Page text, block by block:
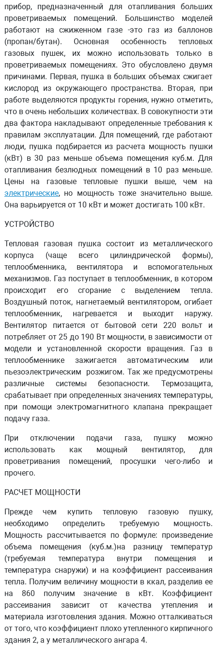
прибор, предназначенный для отапливания больших
проветриваемых помещений. Большинство моделей
работают на сжиженном газе -это газ из баллонов
(пропан/бутан). Основная особенность тепловых
газовых пушек, их можно использовать только в
проветриваемых помещениях. Это обусловлено двумя
причинами. Первая, пушка в больших объемах сжигает
кислород из окружающего пространства. Вторая, при
работе выделяются продукты горения, нужно отметить,
что в очень небольших количествах. В совокупности эти
два фактора накладывают определенные требования к
правилам эксплуатации. Для помещений, где работают
люди, пушка подбирается из расчета мощность пушки
(кВт) в 30 раз меньше объема помещения куб.м. Для
отапливания безлюдных помещений в 10 раз меньше.
Цены на газовые тепловые пушки выше, чем на
электрические, но мощность тоже значительно выше.
Она варьируется от 10 кВт и может достигать 100 кВт.
УСТРОЙСТВО
Тепловая газовая пушка состоит из металлического
корпуса (чаще всего цилиндрической формы),
теплообменника, вентилятора и вспомогательных
механизмов. Газ поступает в теплообменник, в котором
происходит его сгорание с выделением тепла.
Воздушный поток, нагнетаемый вентилятором, огибает
теплообменник, нагревается и выходит наружу.
Вентилятор питается от бытовой сети 220 вольт и
потребляет от 25 до 190 Вт мощности, в зависимости от
модели и установленной скорости вращения. Газ в
теплообменнике зажигается автоматическим или
пьезоэлектрическим розжигом. Так же предусмотрены
различные системы безопасности. Термозащита,
срабатывает при определенных значениях температуры,
при помощи электромагнитного клапана прекращает
подачу газа.
При отключении подачи газа, пушку можно
использовать как мощный вентилятор, для
проветривания помещений, просушки чего-либо и
прочего.
РАСЧЕТ МОЩНОСТИ
Прежде чем купить тепловую газовую пушку,
необходимо определить требуемую мощность.
Мощность рассчитывается по формуле: произведение
объема помещения (куб.м.)на разницу температур
(требуемая температура внутри помещения и
температура снаружи) и на коэффициент рассеивания
тепла. Получим величину мощности в ккал, разделив ее
на 860 получим значение в кВт. Коэффициент
рассеивания зависит от качества утепления и
материала изготовления здания. Можно отталкиваться
от того, что коэффициент плохо утепленного кирпичного
здания 2, а у металлического ангара 4.